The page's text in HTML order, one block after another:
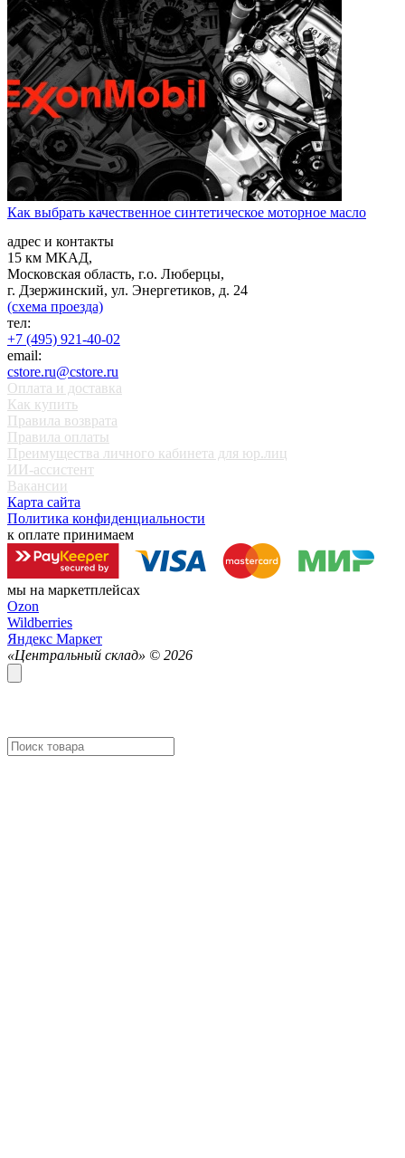
Как выбрать качественное синтетическое моторное масло
адрес и контакты
15 км МКАД,
Московская область, г.о. Люберцы,
г. Дзержинский, ул. Энергетиков, д. 24
(схема проезда)
тел:
+7 (495) 921-40-02
email:
cstore.ru@cstore.ru
Оплата и доставка
Как купить
Правила возврата
Правила оплаты
Преимущества личного кабинета для юр.лиц
ИИ-ассистент
Вакансии
Карта сайта
Политика конфиденциальности
к оплате принимаем
мы на маркетплейсах
Ozon
Wildberries
Яндекс Маркет
«Центральный склад» © 2026